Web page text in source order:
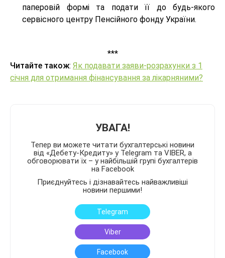
паперовій формі та подати її до будь-якого
сервісного центру Пенсійного фонду України.
***
Читайте також: Як подавати заяви-розрахунки з 1
січня для отримання фінансування за лікарняними?
УВАГА!
Тепер ви можете читати бухгалтерські новини
від «Дебету-Кредиту» у Telegram та VIBER, а
обговорювати їх – у найбільшій групі бухгалтерів
на Facebook
Приєднуйтесь і дізнавайтесь найважливіші
новини першими!
Telegram
Viber
Facebook